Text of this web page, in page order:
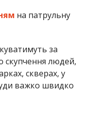
на патрульну
за
скупчення людей,
скверах, у
важко швидко